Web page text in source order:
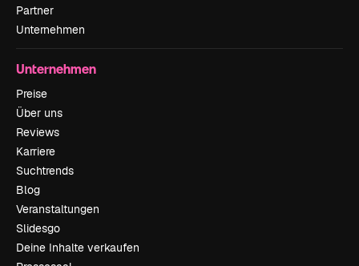
Partner
Unternehmen
Unternehmen
Preise
Über uns
Reviews
Karriere
Suchtrends
Blog
Veranstaltungen
Slidesgo
Deine Inhalte verkaufen